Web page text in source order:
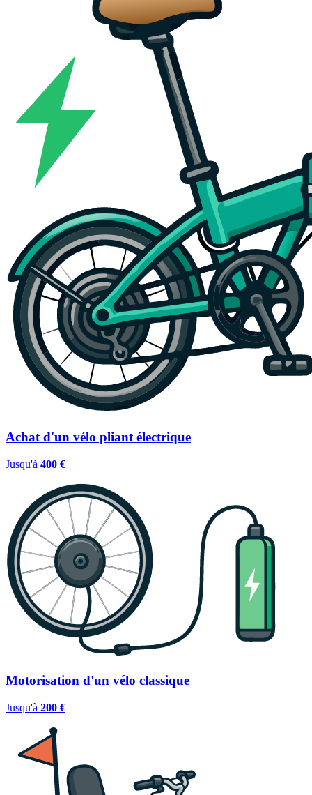
Achat d'un vélo pliant électrique
Jusqu'à 400 €
Motorisation d'un vélo classique
Jusqu'à 200 €